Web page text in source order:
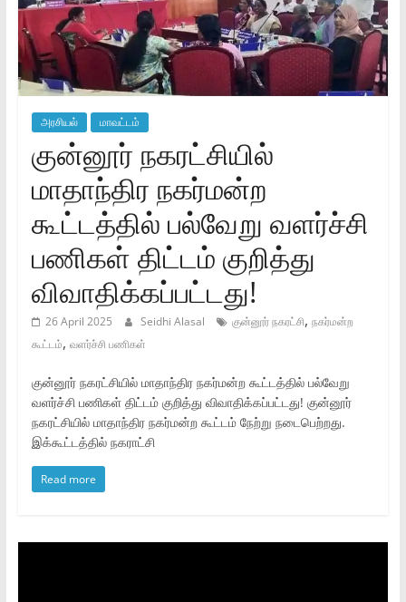
அரசியல் மாவட்டம்
குன்னூர் நகரட்சியில்
மாதாந்திர நகர்மன்ற
கூட்டத்தில் பல்வேறு வளர்ச்சி
பணிகள் திட்டம் குறித்து
விவாதிக்கப்பட்டது!
26 April 2025 Seidhi Alasal குன்னூர் நகரட்சி, நகர்மன்ற
கூட்டம், வளர்ச்சி பணிகள்
குன்னூர் நகரட்சியில் மாதாந்திர நகர்மன்ற கூட்டத்தில் பல்வேறு
வளர்ச்சி பணிகள் திட்டம் குறித்து விவாதிக்கப்பட்டது! குன்னூர்
நகரட்சியில் மாதாந்திர நகர்மன்ற கூட்டம் நேற்று நடைபெற்றது.
இக்கூட்டத்தில் நகராட்சி
Read more